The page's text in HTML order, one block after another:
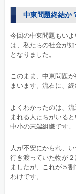
中東問題終結か
今回の中東問題もい
は、私たちの社会が
となりました。
このまま、中東問題
まいます。流石に、
よくわかったのは、
まれる人たちがいる
中小の末端組織です。
人が不安にかられ、
行き渡っていた物が
ましたが、これが５
わけです。